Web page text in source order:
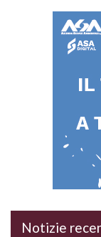
Notizie